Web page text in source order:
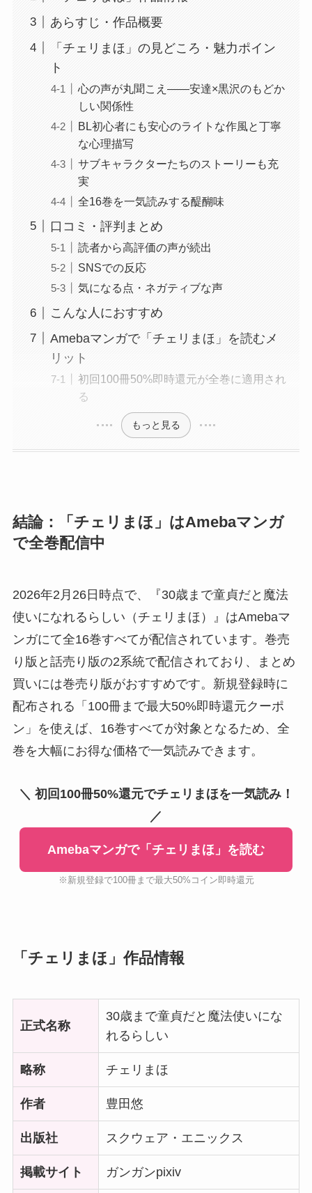
あらすじ・作品概要
「チェリまほ」の見どころ・魅力ポイン
ト
心の声が丸聞こえ——安達×黒沢のもどか
しい関係性
BL初心者にも安心のライトな作風と丁寧
な心理描写
サブキャラクターたちのストーリーも充
実
全16巻を一気読みする醍醐味
口コミ・評判まとめ
読者から高評価の声が続出
SNSでの反応
気になる点・ネガティブな声
こんな人におすすめ
Amebaマンガで「チェリまほ」を読むメ
リット
初回100冊50%即時還元が全巻に適用され
る
もっと見る
結論：「チェリまほ」はAmebaマンガ
で全巻配信中
2026年2月26日時点で、『30歳まで童貞だと魔法
使いになれるらしい（チェリまほ）』はAmebaマ
ンガにて全16巻すべてが配信されています。巻売
り版と話売り版の2系統で配信されており、まとめ
買いには巻売り版がおすすめです。新規登録時に
配布される「100冊まで最大50%即時還元クーポ
ン」を使えば、16巻すべてが対象となるため、全
巻を大幅にお得な価格で一気読みできます。
＼ 初回100冊50%還元でチェリまほを一気読み！
／
Amebaマンガで「チェリまほ」を読む
※新規登録で100冊まで最大50%コイン即時還元
「チェリまほ」作品情報
正式名称
30歳まで童貞だと魔法使いにな
れるらしい
略称 チェリまほ
作者 豊田悠
出版社 スクウェア・エニックス
掲載サイト ガンガンpixiv